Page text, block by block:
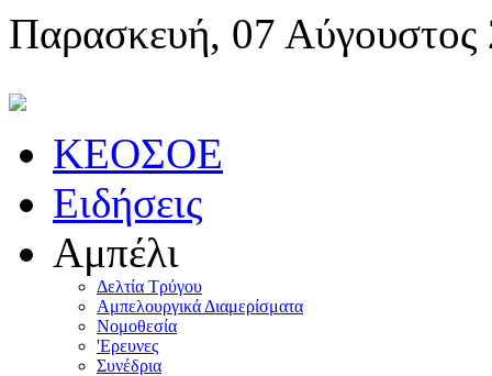
Παρασκευή, 07 Αύγουστος
KEOΣOE
Ειδήσεις
Αμπέλι
Δελτία Τρύγου
Αμπελουργικά Διαμερίσματα
Nομοθεσία
'Eρευνες
Συνέδρια